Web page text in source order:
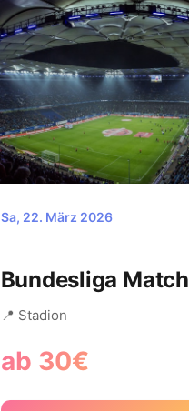
Sa, 22. März 2026
Bundesliga Match
📍 Stadion
ab 30€